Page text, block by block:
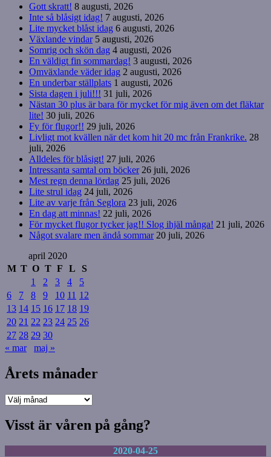
Gott skratt! 8 augusti, 2026
Inte så blåsigt idag! 7 augusti, 2026
Lite mycket blåst idag 6 augusti, 2026
Växlande vindar 5 augusti, 2026
Somrig och skön dag 4 augusti, 2026
En väldigt fin sommardag! 3 augusti, 2026
Omväxlande väder idag 2 augusti, 2026
En underbar ställplats 1 augusti, 2026
Sista dagen i juli!!! 31 juli, 2026
Nästan 30 plus är bara för mycket för mig även om det fläktar
lite! 30 juli, 2026
Fy för flugor!! 29 juli, 2026
Livligt mot kvällen när det kom hit 20 mc från Frankrike. 28
juli, 2026
Alldeles för blåsigt! 27 juli, 2026
Intressanta samtal om böcker 26 juli, 2026
Mest regn denna lördag 25 juli, 2026
Lite strul idag 24 juli, 2026
Lite av varje från Seglora 23 juli, 2026
En dag att minnas! 22 juli, 2026
För mycket flugor tycker jag!! Slog ihjäl många! 21 juli, 2026
Något svalare men ändå sommar 20 juli, 2026
april 2020
M T O T F L
S
1
2 3 4
5
6
7 8 9 10 11 12
13 14 15 16 17 18 19
20 21 22 23 24 25 26
27 28 29 30
« mar
maj »
Årets månader
Årets
Visst är våren på gång?
2020-04-25